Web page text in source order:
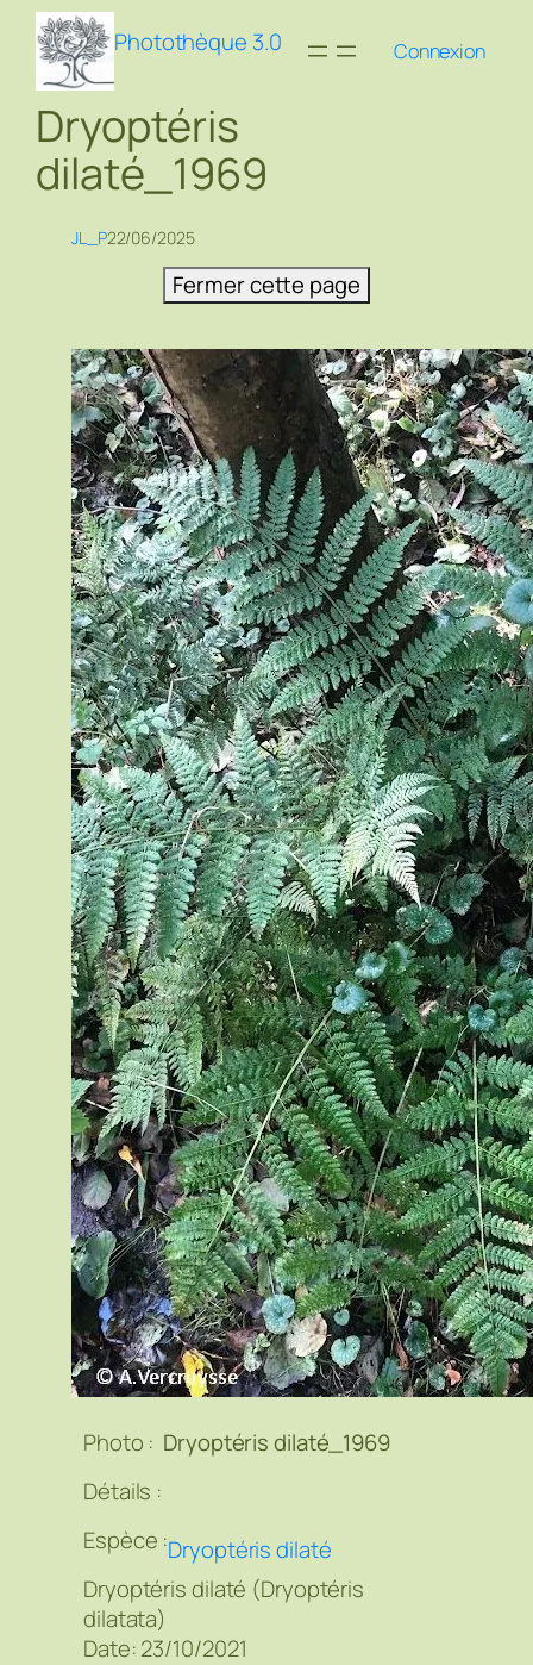
Aller
contenu
Photothèque 3.0 Connexion
Dryoptéris
dilaté_1969
JL_P22/06/2025
Fermer cette page
Photo : Dryoptéris dilaté_1969
Détails :
Espèce :Dryoptéris dilaté
Dryoptéris dilaté (Dryoptéris
dilatata)
Date: 23/10/2021